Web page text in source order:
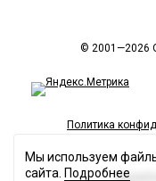
© 2001—2026
Политика
Мы используем
сайта. Подробнее